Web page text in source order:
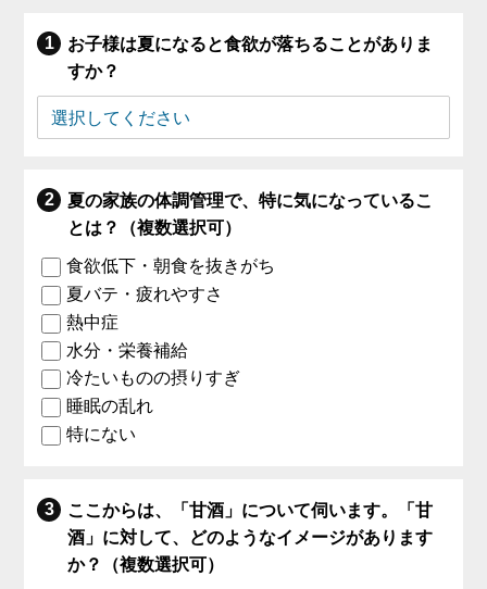
お子様は夏になると食欲が落ちることがありま
すか？
夏の家族の体調管理で、特に気になっているこ
とは？（複数選択可）
食欲低下・朝食を抜きがち
夏バテ・疲れやすさ
熱中症
水分・栄養補給
冷たいものの摂りすぎ
睡眠の乱れ
特にない
ここからは、「甘酒」について伺います。「甘
酒」に対して、どのようなイメージがあります
か？（複数選択可）